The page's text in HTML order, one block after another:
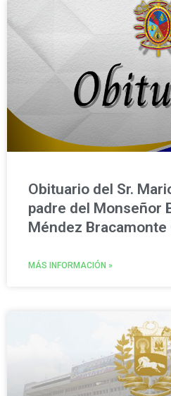
Obituario del Sr.
padre del Monseñor
Méndez Bracamonte
MÁS INFORMACIÓN »